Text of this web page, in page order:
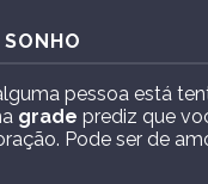
pessoa está
grade prediz que
Pode ser de